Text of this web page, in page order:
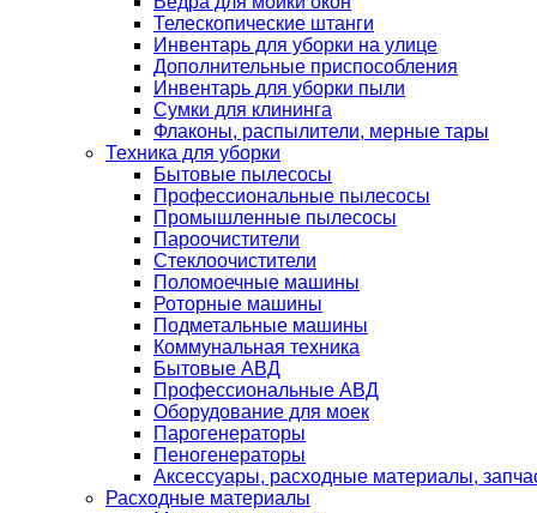
Телескопические штанги
Инвентарь для уборки на улице
Дополнительные приспособления
Инвентарь для уборки пыли
Сумки для клининга
Флаконы, распылители, мерные тары
Техника для уборки
Бытовые пылесосы
Профессиональные пылесосы
Промышленные пылесосы
Пароочистители
Стеклоочистители
Поломоечные машины
Роторные машины
Подметальные машины
Коммунальная техника
Бытовые АВД
Профессиональные АВД
Оборудование для моек
Парогенераторы
Пеногенераторы
Аксессуары, расходные материалы,
Расходные материалы